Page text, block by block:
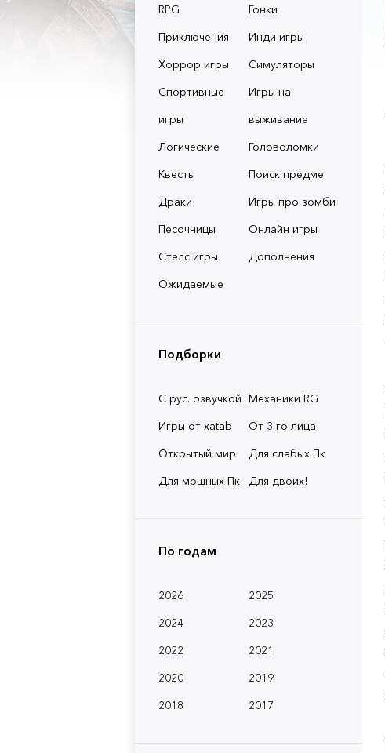
RPG
Гонки
Приключения
Инди игры
Хоррор игры
Симуляторы
Спортивные
игры
Игры на
выживание
Логические
Головоломки
Квесты
Поиск предме.
Драки
Игры про зомби
Песочницы
Онлайн игры
Стелс игры
Дополнения
Ожидаемые
Подборки
С рус. озвучкой Механики RG
Игры от xatab
От 3-го лица
Открытый мир
Для слабых Пк
Для мощных Пк
Для двоих!
По годам
2026
2025
2024
2023
2022
2021
2020
2019
2018
2017